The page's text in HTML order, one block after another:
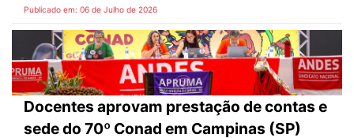
Publicado em: 06 de Julho de 2026
Docentes aprovam prestação de contas e
sede do 70º Conad em Campinas (SP)